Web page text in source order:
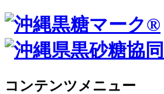
コンテンツメニュー